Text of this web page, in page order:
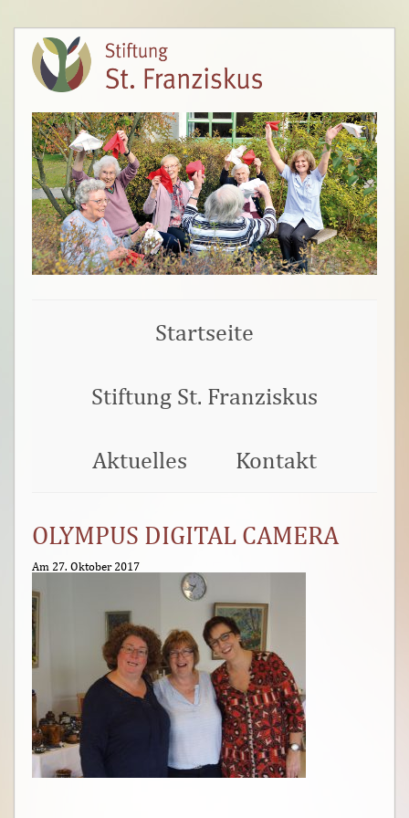
Startseite
Stiftung St. Franziskus
Aktuelles Kontakt
OLYMPUS DIGITAL CAMERA
Am 27. Oktober 2017